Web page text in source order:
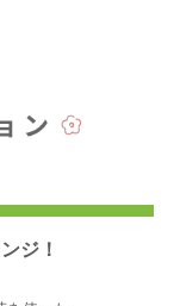
ジ！